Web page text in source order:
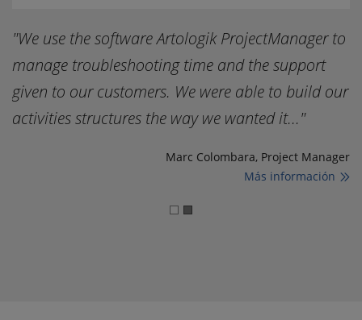
"We use the software Artologik ProjectManager to
manage troubleshooting time and the support
given to our customers. We were able to build our
activities structures the way we wanted it..."
Marc Colombara, Project Manager
Más información